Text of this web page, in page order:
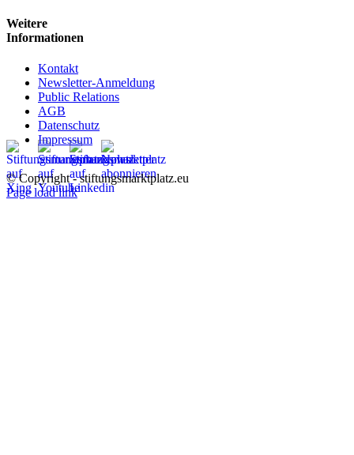
Weitere
Informationen
Kontakt
Newsletter-Anmeldung
Public Relations
AGB
Datenschutz
Impressum
© Copyright - stiftungsmarktplatz.eu
Page load link